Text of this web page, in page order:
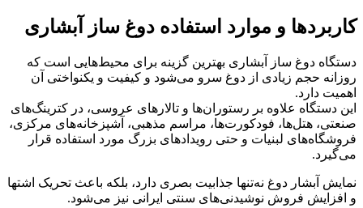
کاربردها و موارد استفاده دوغ ساز آبشاری
دستگاه دوغ ساز آبشاری بهترین گزینه برای محیط‌هایی است که
روزانه حجم زیادی از دوغ سرو می‌شود و کیفیت و یکنواختی آن
اهمیت دارد.
این دستگاه علاوه بر رستوران‌ها و تالارهای عروسی، در کترینگ‌های
صنعتی، هتل‌ها، فودکورت‌ها، مراسم مذهبی، آشپزخانه‌های مرکزی،
فروشگاه‌های لبنیات و حتی رویدادهای بزرگ مورد استفاده قرار
می‌گیرد.
نمایش آبشار دوغ نه‌تنها جذابیت بصری دارد، بلکه باعث تحریک اشتها
و افزایش فروش نوشیدنی‌های سنتی ایرانی نیز می‌شود.